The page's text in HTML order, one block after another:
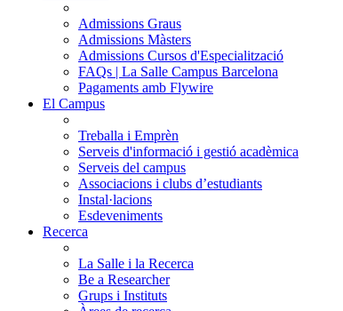
Admissions Graus
Admissions Màsters
Admissions Cursos d'Especialització
FAQs | La Salle Campus Barcelona
Pagaments amb Flywire
El Campus
Treballa i Emprèn
Serveis d'informació i gestió acadèmica
Serveis del campus
Associacions i clubs d’estudiants
Instal·lacions
Esdeveniments
Recerca
La Salle i la Recerca
Be a Researcher
Grups i Instituts